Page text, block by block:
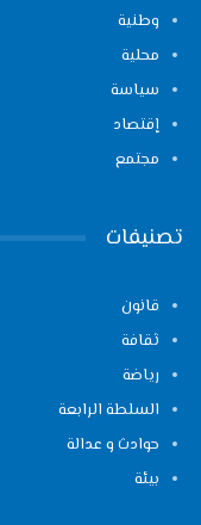
وطنية
محلية
سياسة
إقتصاد
مجتمع
تصنيفات
قانون
ثقافة
رياضة
السلطة الرابعة
حوادث و عدالة
بيئة